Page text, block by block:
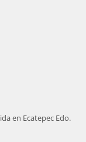
en Ecatepec Edo.